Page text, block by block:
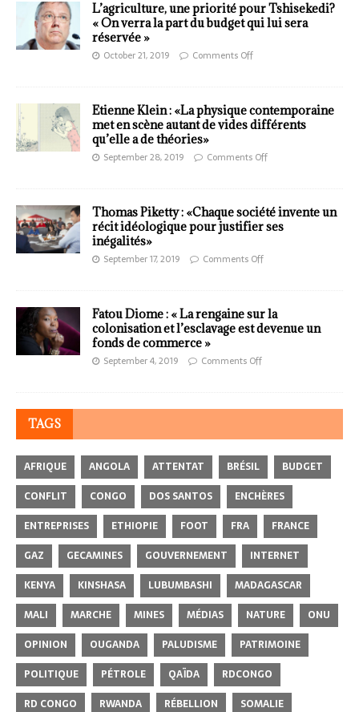
L’agriculture, une priorité pour Tshisekedi?
« On verra la part du budget qui lui sera
réservée »
October 21, 2019 Comments Off
Etienne Klein : «La physique contemporaine
met en scène autant de vides différents
qu’elle a de théories»
September 28, 2019 Comments Off
Thomas Piketty : «Chaque société invente un
récit idéologique pour justifier ses
inégalités»
September 17, 2019 Comments Off
Fatou Diome : « La rengaine sur la
colonisation et l’esclavage est devenue un
fonds de commerce »
September 4, 2019 Comments Off
TAGS
AFRIQUE ANGOLA ATTENTAT BRÉSIL
BUDGET
CONFLIT
CONGO DOS SANTOS
ENCHÈRES
ENTREPRISES
ETHIOPIE FOOT FRA
FRANCE
GAZ
GECAMINES GOUVERNEMENT
INTERNET
KENYA
KINSHASA LUBUMBASHI
MADAGASCAR
MALI
MARCHE MINES MÉDIAS NATURE
ONU
OPINION
OUGANDA PALUDISME
PATRIMOINE
POLITIQUE
PÉTROLE QAÏDA
RDCONGO
RD CONGO
RWANDA RÉBELLION SOMALIE